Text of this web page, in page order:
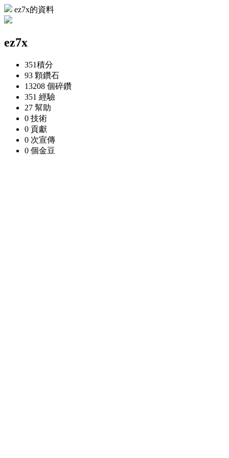
ez7x的資料
ez7x
351積分
93 顆鑽石
13208 個碎鑽
351 經驗
27 幫助
0 技術
0 貢獻
0 次宣傳
0 個金豆